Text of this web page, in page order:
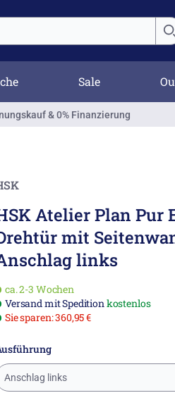
Sale
& 0% Finanzierung
Atelier Plan Pur
mit
links
ca. 2-3 Wochen
Versand mit Speditionkostenlos
Sie sparen: 360,95 €
Anschlag links